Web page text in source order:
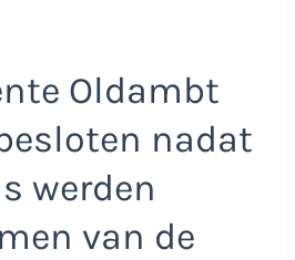
Oldambt
nadat
werden
van de